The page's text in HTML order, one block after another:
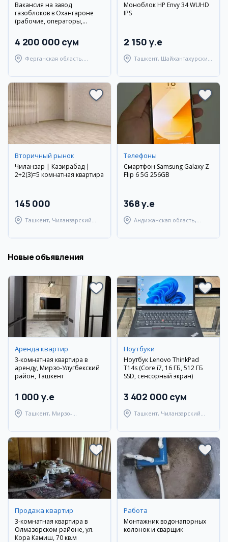
Вакансия на завод
газоблоков в Охангароне
(рабочие, операторы,
4 200 000 сум
Ферганская область,
Моноблок HP Envy 34 WUHD
IPS
2 150 y.e
Ташкент, Шайхантахурский
Вторичный рынок
Чиланзар | Казирабад |
2+2(3)=5 комнатная квартира
145 000
Ташкент, Чиланзарский
Телефоны
Смартфон Samsung Galaxy Z
Flip 6 5G 256GB
368 y.e
Андижанская область,
Новые объявления
Аренда квартир
3-комнатная квартира в
аренду, Мирзо-Улугбекский
район, Ташкент
1 000 y.e
Ташкент, Мирзо-
Ноутбуки
Ноутбук Lenovo ThinkPad
T14s (Core i7, 16 ГБ, 512 ГБ
SSD, сенсорный экран)
3 402 000 сум
Ташкент, Чиланзарский
Продажа квартир
3-комнатная квартира в
Олмазорском районе, ул.
Кора Камиш, 70 кв.м
Работа
Монтажник водонапорных
колонок и сварщик